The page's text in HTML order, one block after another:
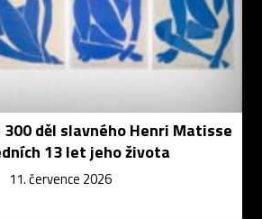
děl slavného Henri Matisse
13 let jeho života
11. července 2026